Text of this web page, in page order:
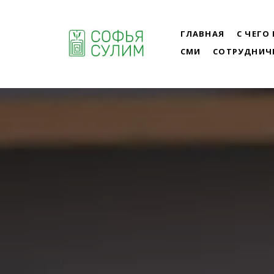
ГЛАВНАЯ
С ЧЕГО
СМИ